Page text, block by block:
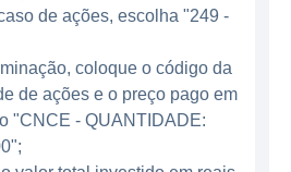
por atuar em várias
Inicialmente focada em
a empresa expandiu sua
serviços adicionais como
de ações, escolha "249 -
coloque o código da
de ações e o preço pago em
"CNCE - QUANTIDADE: